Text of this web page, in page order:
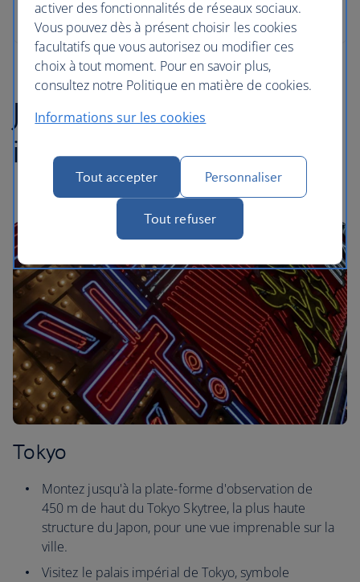
Japon : les
incontournables
Tokyo
Montez jusqu'à la plate-forme d'observation de
450 m de haut du Tokyo Skytree, la plus haute
structure du Japon, pour une vue imprenable sur la
ville.
Visitez le palais impérial de Tokyo, symbole
activer des fonctionnalités de réseaux sociaux.
Vous pouvez dès à présent choisir les cookies
facultatifs que vous autorisez ou modifier ces
choix à tout moment. Pour en savoir plus,
consultez notre Politique en matière de cookies.
Informations sur les cookies
Tout accepter Personnaliser
Tout refuser